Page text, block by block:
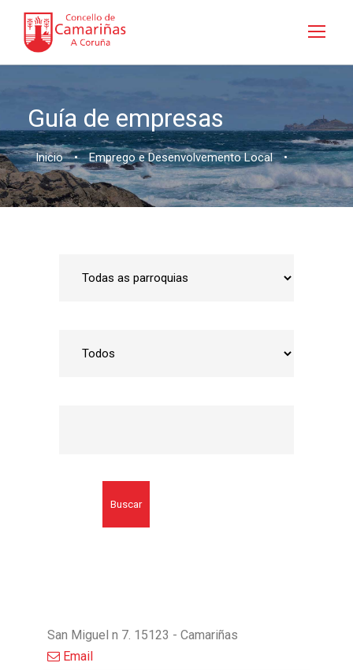
Guía de empresas
Inicio • Emprego e Desenvolvemento Local •
Buscar
San Miguel n 7. 15123 - Camariñas
Email